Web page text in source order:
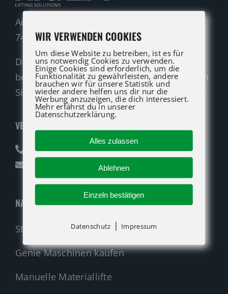
Adolf-Heim-Straße 14
74321 Bietigheim-Bissingen
Die ATG LIFT Profis für Verkauf und Service
beraten Sie gerne. Rufen Sie an oder nutzen
Sie unser Kontaktformular für eine Anfrage.
VERKAUF
07142 94712-30
verkauf@atglift.de
NAVIGATION
Startseite
Genie Maschinen kaufen
Manuelle Materiallifte
WIR VERWENDEN COOKIES
Um diese Website zu betreiben, ist es für
uns notwendig Cookies zu verwenden.
Einige Cookies sind erforderlich, um die
Funktionalität zu gewährleisten, andere
brauchen wir für unsere Statistik und
wieder andere helfen uns dir nur die
Werbung anzuzeigen, die dich interessiert.
Mehr erfährst du in unserer
Datenschutzerklärung.
Alles zulassen
Ablehnen
Einzeln bestätigen
Datenschutz | Impressum